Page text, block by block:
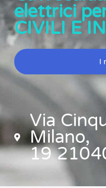
elettrici
CIVILI E
I
Via
Milano,
19